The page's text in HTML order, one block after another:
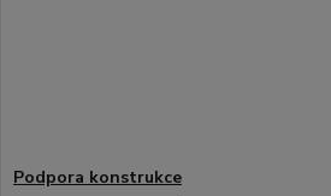
Podpora konstrukce